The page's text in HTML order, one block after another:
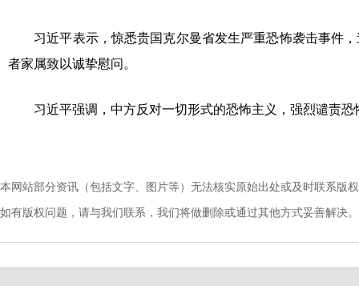
习近平表示，惊悉贵国克尔曼省发生严重恐怖袭击事件，
者家属致以诚挚慰问。
习近平强调，中方反对一切形式的恐怖主义，强烈谴责恐
本网站部分资讯（包括文字、图片等）无法核实原始出处或及时联系版
如有版权问题，请与我们联系，我们将做删除或通过其他方式妥善解决。